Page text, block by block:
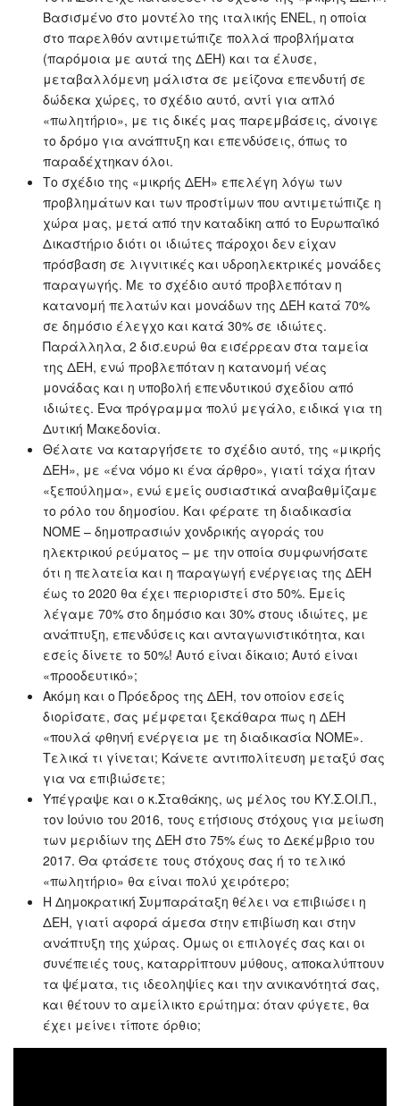
Βασισμένο στο μοντέλο της ιταλικής ENEL, η οποία
στο παρελθόν αντιμετώπιζε πολλά προβλήματα
(παρόμοια με αυτά της ΔΕΗ) και τα έλυσε,
μεταβαλλόμενη μάλιστα σε μείζονα επενδυτή σε
δώδεκα χώρες, το σχέδιο αυτό, αντί για απλό
«πωλητήριο», με τις δικές μας παρεμβάσεις, άνοιγε
το δρόμο για ανάπτυξη και επενδύσεις, όπως το
παραδέχτηκαν όλοι.
Το σχέδιο της «μικρής ΔΕΗ» επελέγη λόγω των
προβλημάτων και των προστίμων που αντιμετώπιζε η
χώρα μας, μετά από την καταδίκη από το Ευρωπαϊκό
Δικαστήριο διότι οι ιδιώτες πάροχοι δεν είχαν
πρόσβαση σε λιγνιτικές και υδροηλεκτρικές μονάδες
παραγωγής. Με το σχέδιο αυτό προβλεπόταν η
κατανομή πελατών και μονάδων της ΔΕΗ κατά 70%
σε δημόσιο έλεγχο και κατά 30% σε ιδιώτες.
Παράλληλα, 2 δισ.ευρώ θα εισέρρεαν στα ταμεία
της ΔΕΗ, ενώ προβλεπόταν η κατανομή νέας
μονάδας και η υποβολή επενδυτικού σχεδίου από
ιδιώτες. Ένα πρόγραμμα πολύ μεγάλο, ειδικά για τη
Δυτική Μακεδονία.
Θέλατε να καταργήσετε το σχέδιο αυτό, της «μικρής
ΔΕΗ», με «ένα νόμο κι ένα άρθρο», γιατί τάχα ήταν
«ξεπούλημα», ενώ εμείς ουσιαστικά αναβαθμίζαμε
το ρόλο του δημοσίου. Και φέρατε τη διαδικασία
ΝΟΜΕ – δημοπρασιών χονδρικής αγοράς του
ηλεκτρικού ρεύματος – με την οποία συμφωνήσατε
ότι η πελατεία και η παραγωγή ενέργειας της ΔΕΗ
έως το 2020 θα έχει περιοριστεί στο 50%. Εμείς
λέγαμε 70% στο δημόσιο και 30% στους ιδιώτες, με
ανάπτυξη, επενδύσεις και ανταγωνιστικότητα, και
εσείς δίνετε το 50%! Αυτό είναι δίκαιο; Αυτό είναι
«προοδευτικό»;
Ακόμη και ο Πρόεδρος της ΔΕΗ, τον οποίον εσείς
διορίσατε, σας μέμφεται ξεκάθαρα πως η ΔΕΗ
«πουλά φθηνή ενέργεια με τη διαδικασία ΝΟΜΕ».
Τελικά τι γίνεται; Κάνετε αντιπολίτευση μεταξύ σας
για να επιβιώσετε;
Υπέγραψε και ο κ.Σταθάκης, ως μέλος του ΚΥ.Σ.ΟΙ.Π.,
τον Ιούνιο του 2016, τους ετήσιους στόχους για μείωση
των μεριδίων της ΔΕΗ στο 75% έως το Δεκέμβριο του
2017. Θα φτάσετε τους στόχους σας ή το τελικό
«πωλητήριο» θα είναι πολύ χειρότερο;
Η Δημοκρατική Συμπαράταξη θέλει να επιβιώσει η
ΔΕΗ, γιατί αφορά άμεσα στην επιβίωση και στην
ανάπτυξη της χώρας. Όμως οι επιλογές σας και οι
συνέπειές τους, καταρρίπτουν μύθους, αποκαλύπτουν
τα ψέματα, τις ιδεοληψίες και την ανικανότητά σας,
και θέτουν το αμείλικτο ερώτημα: όταν φύγετε, θα
έχει μείνει τίποτε όρθιο;